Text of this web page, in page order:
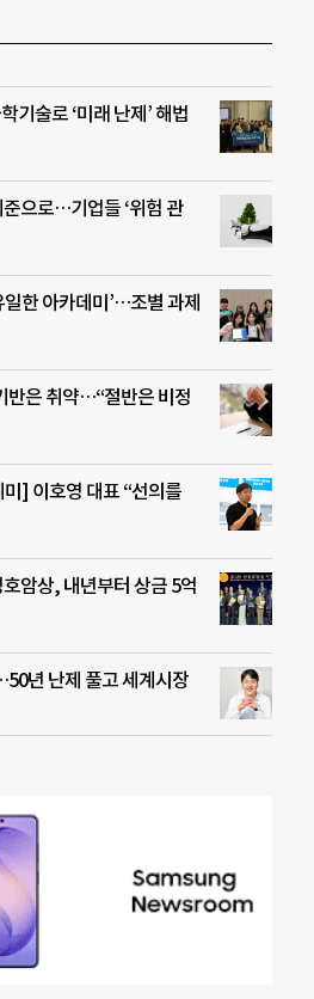
기술로 ‘미래 난제’ 해법
으로…기업들 ‘위험 관
한 아카데미’…조별 과제
반은 취약…“절반은 비정
] 이호영 대표 “선의를
암상, 내년부터 상금 5억
년 난제 풀고 세계시장